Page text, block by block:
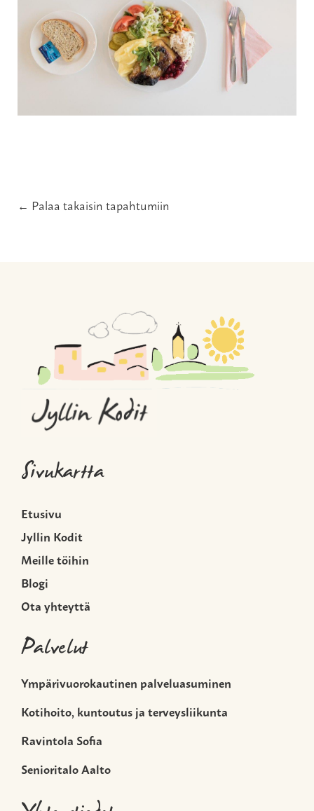
← Palaa takaisin tapahtumiin
Sivukartta
Etusivu
Jyllin Kodit
Meille töihin
Blogi
Ota yhteyttä
Palvelut
Ympärivuorokautinen palveluasuminen
Kotihoito, kuntoutus ja terveysliikunta
Ravintola Sofia
Senioritalo Aalto